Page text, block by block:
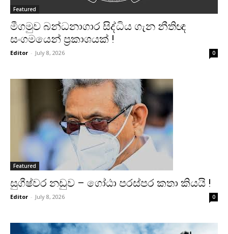
Featured
මීගමුව බන්ධනාගාර සිද්ධිය ගැන නීතිඥ
සංගමයෙන් ප්‍රකාශයක් !
Editor - July 8, 2026 0
Featured
සුගීෂ්වර නඩුව – ගෝඨා පරස්පර කතා කියයි !
Editor - July 8, 2026 0